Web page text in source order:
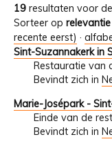
19 resultaten voor
Sorteer op relevantie
recente eerst) ·
Sint-Suzannakerk in
Restauratie van
Bevindt zich in
Marie-Josépark -
Einde van de
Bevindt zich in